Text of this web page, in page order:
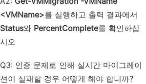
<VMName>를 실행하고 출력 결과에서
Status와 PercentComplete를 확인하십
시오
Q3: 인증 문제로 인해 실시간 마이그레이
션이 실패할 경우 어떻게 해야 합니까?